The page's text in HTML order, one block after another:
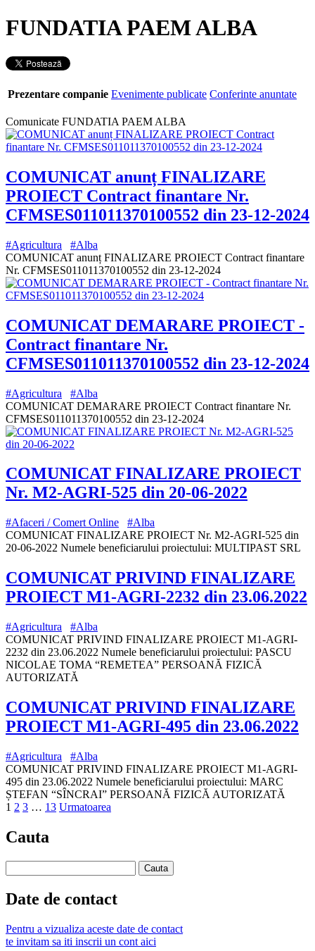
FUNDATIA PAEM ALBA
Prezentare companie Evenimente publicate Conferinte anuntate
Comunicate FUNDATIA PAEM ALBA
COMUNICAT anunț FINALIZARE
PROIECT Contract finantare Nr.
CFMSES011011370100552 din 23-12-2024
#Agricultura
#Alba
COMUNICAT anunț FINALIZARE PROIECT Contract finantare
Nr. CFMSES011011370100552 din 23-12-2024
COMUNICAT DEMARARE PROIECT -
Contract finantare Nr.
CFMSES011011370100552 din 23-12-2024
#Agricultura
#Alba
COMUNICAT DEMARARE PROIECT Contract finantare Nr.
CFMSES011011370100552 din 23-12-2024
COMUNICAT FINALIZARE PROIECT
Nr. M2-AGRI-525 din 20-06-2022
#Afaceri / Comert Online
#Alba
COMUNICAT FINALIZARE PROIECT Nr. M2-AGRI-525 din
20-06-2022 Numele beneficiarului proiectului: MULTIPAST SRL
COMUNICAT PRIVIND FINALIZARE
PROIECT M1-AGRI-2232 din 23.06.2022
#Agricultura
#Alba
COMUNICAT PRIVIND FINALIZARE PROIECT M1-AGRI-
2232 din 23.06.2022 Numele beneficiarului proiectului: PASCU
NICOLAE TOMA “REMETEA” PERSOANĂ FIZICĂ
AUTORIZATĂ
COMUNICAT PRIVIND FINALIZARE
PROIECT M1-AGRI-495 din 23.06.2022
#Agricultura
#Alba
COMUNICAT PRIVIND FINALIZARE PROIECT M1-AGRI-
495 din 23.06.2022 Numele beneficiarului proiectului: MARC
ȘTEFAN “SÎNCRAI” PERSOANĂ FIZICĂ AUTORIZATĂ
1 2 3 … 13 Urmatoarea
Cauta
Date de contact
Pentru a vizualiza aceste date de contact
te invitam sa iti inscrii un cont aici